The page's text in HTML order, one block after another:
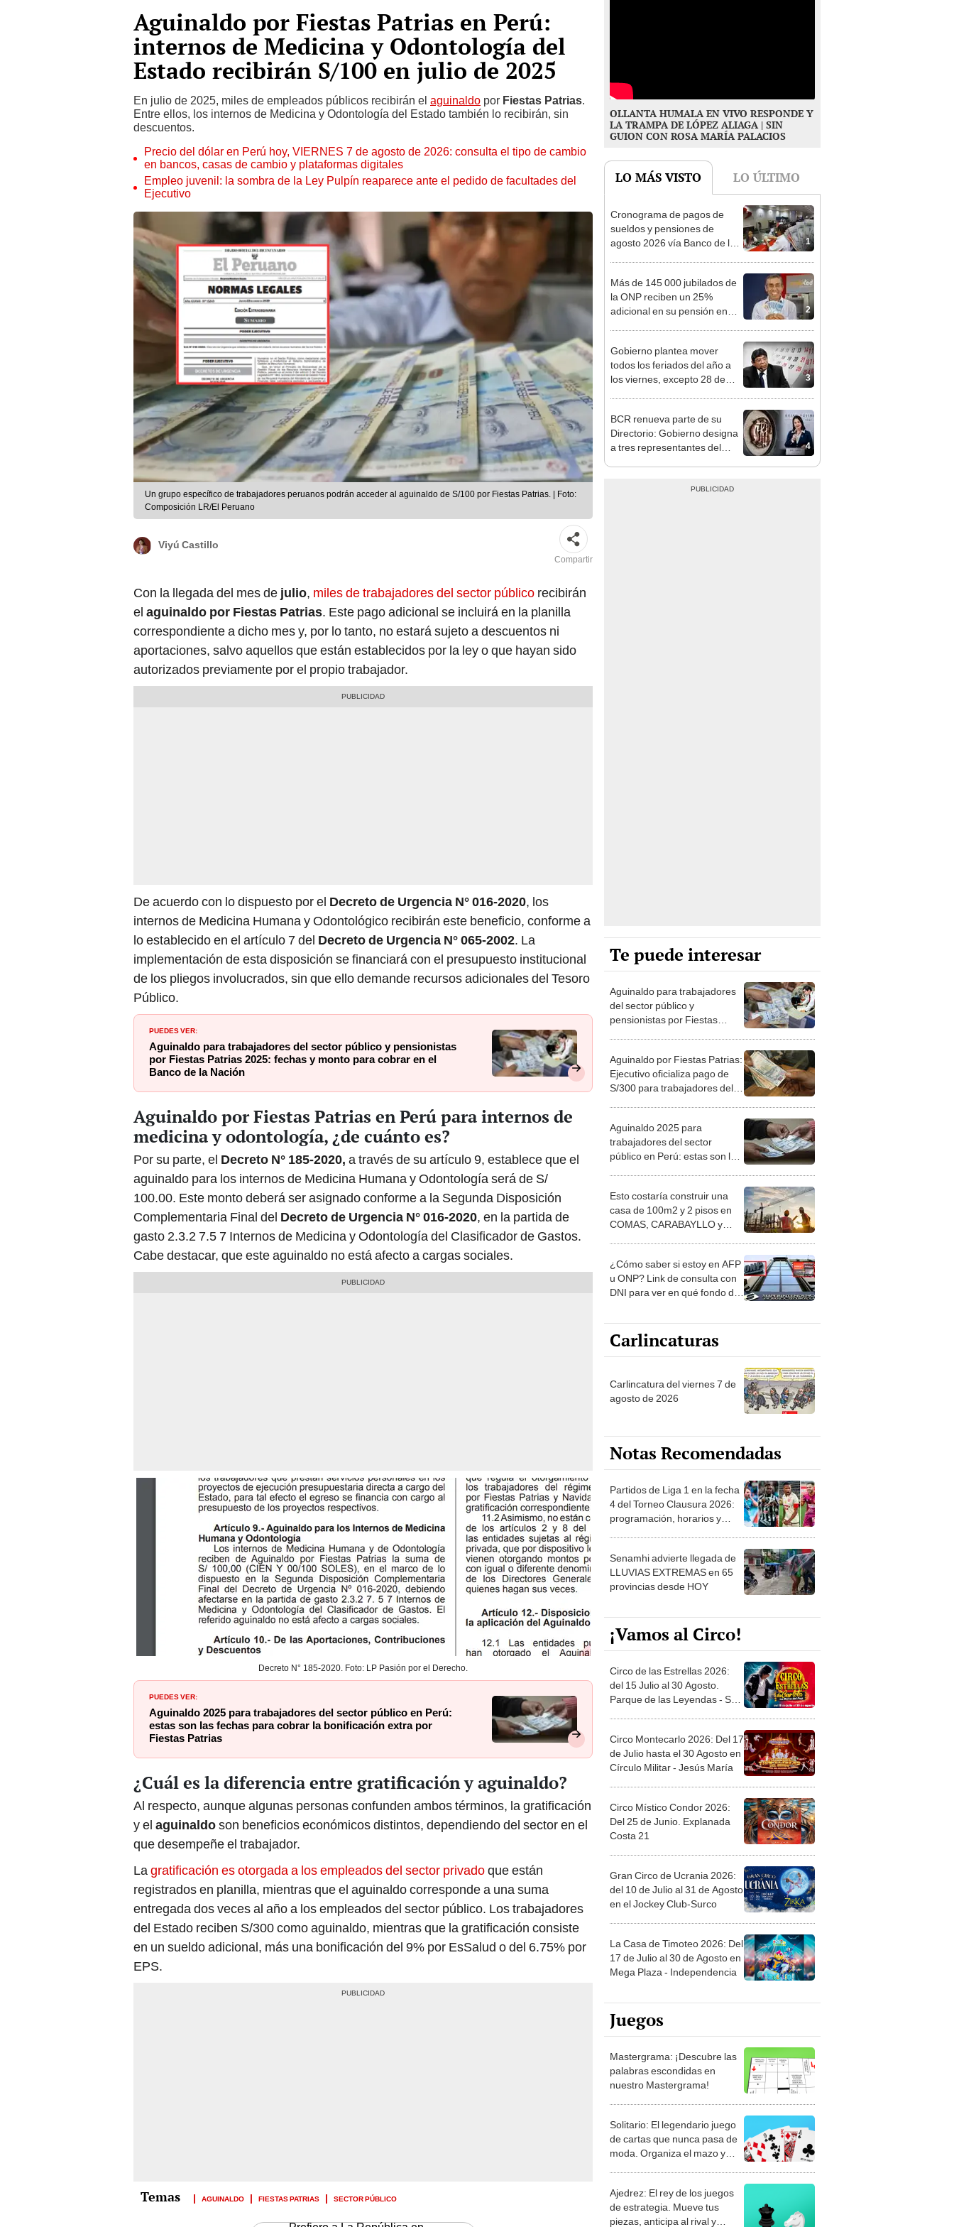
Aguinaldo por Fiestas Patrias en Perú:
internos de Medicina y Odontología del
Estado recibirán S/100 en julio de 2025
En julio de 2025, miles de empleados públicos recibirán el aguinaldo por Fiestas Patrias.
Entre ellos, los internos de Medicina y Odontología del Estado también lo recibirán, sin
descuentos.
Precio del dólar en Perú hoy, VIERNES 7 de agosto de 2026: consulta el tipo de cambio
en bancos, casas de cambio y plataformas digitales
Empleo juvenil: la sombra de la Ley Pulpín reaparece ante el pedido de facultades del
Ejecutivo
Un grupo específico de trabajadores peruanos podrán acceder al aguinaldo de S/100 por Fiestas Patrias. | Foto:
Composición LR/El Peruano
Viyú Castillo
Compartir
Con la llegada del mes de julio, miles de trabajadores del sector público recibirán
el aguinaldo por Fiestas Patrias. Este pago adicional se incluirá en la planilla
correspondiente a dicho mes y, por lo tanto, no estará sujeto a descuentos ni
aportaciones, salvo aquellos que están establecidos por la ley o que hayan sido
autorizados previamente por el propio trabajador.
De acuerdo con lo dispuesto por el Decreto de Urgencia N° 016-2020, los
internos de Medicina Humana y Odontológico recibirán este beneficio, conforme a
lo establecido en el artículo 7 del Decreto de Urgencia N° 065-2002. La
implementación de esta disposición se financiará con el presupuesto institucional
de los pliegos involucrados, sin que ello demande recursos adicionales del Tesoro
Público.
PUEDES VER:
Aguinaldo para trabajadores del sector público y pensionistas
por Fiestas Patrias 2025: fechas y monto para cobrar en el
Banco de la Nación
Aguinaldo por Fiestas Patrias en Perú para internos de
medicina y odontología, ¿de cuánto es?
Por su parte, el Decreto N° 185-2020, a través de su artículo 9, establece que el
aguinaldo para los internos de Medicina Humana y Odontología será de S/
100.00. Este monto deberá ser asignado conforme a la Segunda Disposición
Complementaria Final del Decreto de Urgencia N° 016-2020, en la partida de
gasto 2.3.2 7.5 7 Internos de Medicina y Odontología del Clasificador de Gastos.
Cabe destacar, que este aguinaldo no está afecto a cargas sociales.
Decreto N° 185-2020. Foto: LP Pasión por el Derecho.
PUEDES VER:
Aguinaldo 2025 para trabajadores del sector público en Perú:
estas son las fechas para cobrar la bonificación extra por
Fiestas Patrias
¿Cuál es la diferencia entre gratificación y aguinaldo?
Al respecto, aunque algunas personas confunden ambos términos, la gratificación
y el aguinaldoson beneficios económicos distintos, dependiendo del sector en el
que desempeñe el trabajador.
La gratificación es otorgada a los empleados del sector privadoque están
registrados en planilla, mientras que el aguinaldo corresponde a una suma
entregada dos veces al año a los empleados del sector público. Los trabajadores
del Estado reciben S/300 como aguinaldo, mientras que la gratificación consiste
en un sueldo adicional, más una bonificación del 9% por EsSalud o del 6.75% por
EPS.
AGUINALDO FIESTAS PATRIAS SECTOR PÚBLICO
OLLANTA HUMALA EN VIVO RESPONDE Y
LA TRAMPA DE LÓPEZ ALIAGA | SIN
GUION CON ROSA MARÍA PALACIOS
LO MÁS VISTO LO ÚLTIMO
1
Cronograma de pagos de
sueldos y pensiones de
agosto 2026 vía Banco de la
2
Más de 145 000 jubilados de
la ONP reciben un 25%
adicional en su pensión en
3
Gobierno plantea mover
todos los feriados del año a
los viernes, excepto 28 de
4
BCR renueva parte de su
Directorio: Gobierno designa
a tres representantes del
Te puede interesar
Aguinaldo para trabajadores
del sector público y
pensionistas por Fiestas
Nación
Aguinaldo por Fiestas Patrias:
Ejecutivo oficializa pago de
S/300 para trabajadores del
Aguinaldo 2025 para
trabajadores del sector
público en Perú: estas son las
Patrias
Esto costaría construir una
casa de 100m2 y 2 pisos en
COMAS, CARABAYLLO y
¿Cómo saber si estoy en AFP
u ONP? Link de consulta con
DNI para ver en qué fondo de
Carlincaturas
Carlincatura del viernes 7 de
agosto de 2026
Notas Recomendadas
Partidos de Liga 1 en la fecha
4 del Torneo Clausura 2026:
programación, horarios y
Senamhi advierte llegada de
LLUVIAS EXTREMAS en 65
provincias desde HOY
¡Vamos al Circo!
Circo de las Estrellas 2026:
del 15 Julio al 30 Agosto.
Parque de las Leyendas - San
Circo Montecarlo 2026: Del 17
de Julio hasta el 30 Agosto en
Círculo Militar - Jesús María
Circo Místico Condor 2026:
Del 25 de Junio. Explanada
Costa 21
Gran Circo de Ucrania 2026:
del 10 de Julio al 31 de Agosto
en el Jockey Club-Surco
La Casa de Timoteo 2026: Del
17 de Julio al 30 de Agosto en
Mega Plaza - Independencia
Juegos
Mastergrama: ¡Descubre las
palabras escondidas en
nuestro Mastergrama!
Solitario: El legendario juego
de cartas que nunca pasa de
moda. Organiza el mazo y
Ajedrez: El rey de los juegos
de estrategia. Mueve tus
piezas, anticipa al rival y